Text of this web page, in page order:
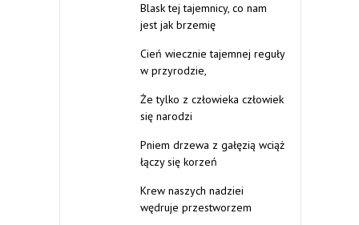
Blask tej tajemnicy, co nam
jest jak brzemię
Cień wiecznie tajemnej reguły
w przyrodzie,
Że tylko z człowieka człowiek
się narodzi
Pniem drzewa z gałęzią wciąż
łączy się korzeń
Krew naszych nadziei
wędruje przestworzem